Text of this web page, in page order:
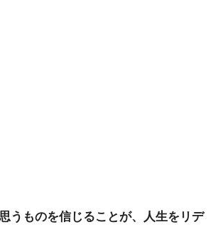
うものを信じることが、人生をリデ